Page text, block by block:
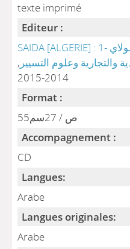
texte imprimé
Editeur :
SAIDA [ALGERIE] : 1- جامعة سعيدة الدكتور مولاي
والتجارية وعلوم التسيير ,
2014-2015
Format :
55ص / 27سم
Accompagnement :
CD
Langues:
Arabe
Langues originales:
Arabe